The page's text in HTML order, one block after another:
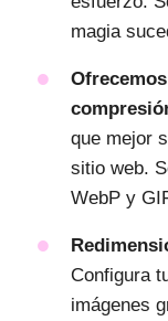
magia
que mejor
sitio web.
WebP y
Configura
imágenes